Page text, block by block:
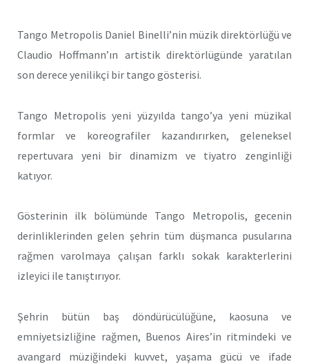
Tango Metropolis Daniel Binelli’nin müzik direktörlüğü ve
Claudio Hoffmann’ın artistik direktörlügünde yaratılan
son derece yenilikçi bir tango gösterisi.
Tango Metropolis yeni yüzyılda tango’ya yeni müzikal
formlar ve koreografiler kazandırırken, geleneksel
repertuvara yeni bir dinamizm ve tiyatro zenginliği
katıyor.
Gösterinin ilk bölümünde Tango Metropolis, gecenin
derinliklerinden gelen şehrin tüm düşmanca pusularına
rağmen varolmaya çalışan farklı sokak karakterlerini
izleyici ile tanıştırıyor.
Şehrin bütün baş döndürücülüğüne, kaosuna ve
emniyetsizliğine rağmen, Buenos Aires’in ritmindeki ve
avangard müziğindeki kuvvet, yaşama gücü ve ifade